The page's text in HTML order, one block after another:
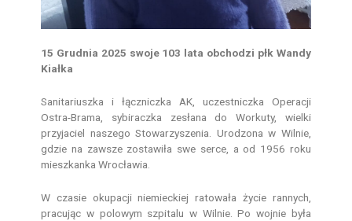
15 Grudnia 2025 swoje 103 lata obchodzi płk Wandy
Kiałka
Sanitariuszka i łączniczka AK, uczestniczka Operacji
Ostra-Brama, sybiraczka zesłana do Workuty, wielki
przyjaciel naszego Stowarzyszenia. Urodzona w Wilnie,
gdzie na zawsze zostawiła swe serce, a od 1956 roku
mieszkanka Wrocławia.
W czasie okupacji niemieckiej ratowała życie rannych,
pracując w polowym szpitalu w Wilnie. Po wojnie była